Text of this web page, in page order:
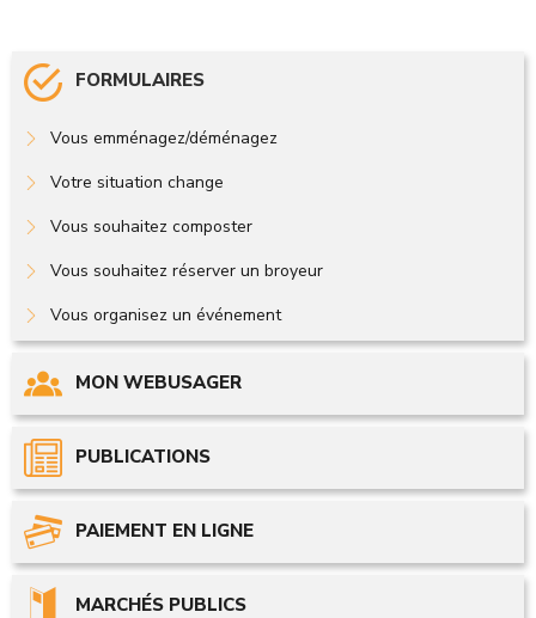
FORMULAIRES
Vous emménagez/déménagez
Votre situation change
Vous souhaitez composter
Vous souhaitez réserver un broyeur
Vous organisez un événement
MON WEBUSAGER
PUBLICATIONS
PAIEMENT EN LIGNE
MARCHÉS PUBLICS